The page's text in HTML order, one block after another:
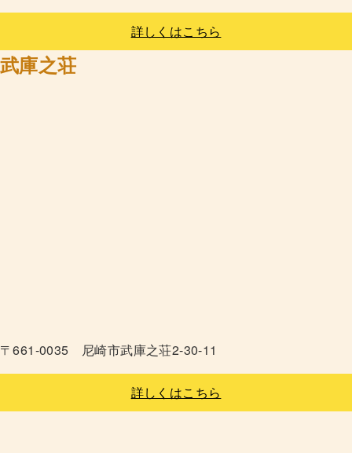
詳しくはこちら
武庫之荘
〒661-0035 尼崎市武庫之荘2-30-11
詳しくはこちら